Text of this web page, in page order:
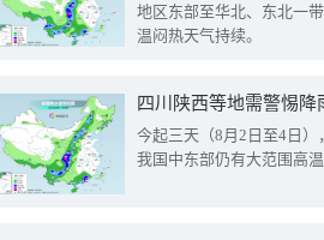
地区东部至华北、东北一
温闷热天气持续。
今起三天（8月2日至4日
我国中东部仍有大范围高